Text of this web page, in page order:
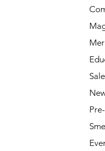
Sale